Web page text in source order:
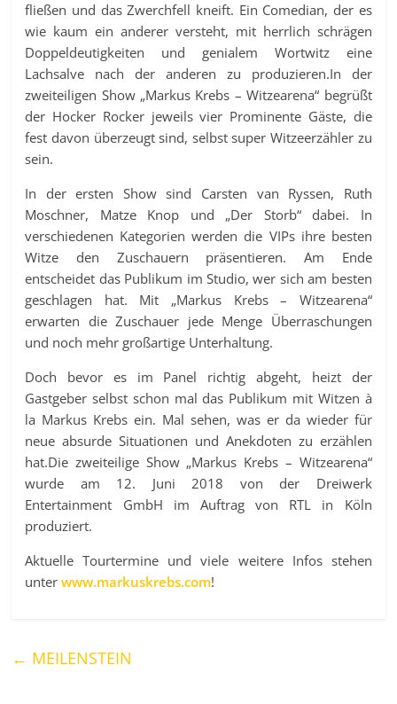
fließen und das Zwerchfell kneift. Ein Comedian, der es
wie kaum ein anderer versteht, mit herrlich schrägen
Doppeldeutigkeiten und genialem Wortwitz eine
Lachsalve nach der anderen zu produzieren.In der
zweiteiligen Show „Markus Krebs – Witzearena“ begrüßt
der Hocker Rocker jeweils vier Prominente Gäste, die
fest davon überzeugt sind, selbst super Witzeerzähler zu
sein.
In der ersten Show sind Carsten van Ryssen, Ruth
Moschner, Matze Knop und „Der Storb“ dabei. In
verschiedenen Kategorien werden die VIPs ihre besten
Witze den Zuschauern präsentieren. Am Ende
entscheidet das Publikum im Studio, wer sich am besten
geschlagen hat. Mit „Markus Krebs – Witzearena“
erwarten die Zuschauer jede Menge Überraschungen
und noch mehr großartige Unterhaltung.
Doch bevor es im Panel richtig abgeht, heizt der
Gastgeber selbst schon mal das Publikum mit Witzen à
la Markus Krebs ein. Mal sehen, was er da wieder für
neue absurde Situationen und Anekdoten zu erzählen
hat.Die zweiteilige Show „Markus Krebs – Witzearena“
wurde am 12. Juni 2018 von der Dreiwerk
Entertainment GmbH im Auftrag von RTL in Köln
produziert.
Aktuelle Tourtermine und viele weitere Infos stehen
unterwww.markuskrebs.com!
← MEILENSTEIN